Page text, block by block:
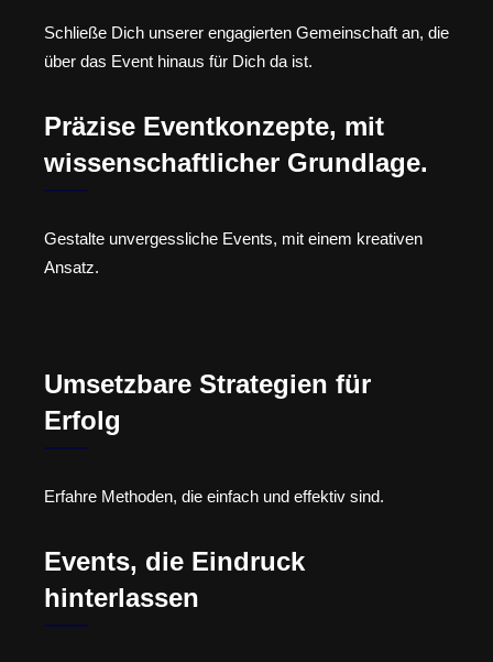
Schließe Dich unserer engagierten Gemeinschaft an, die
über das Event hinaus für Dich da ist.
Präzise Eventkonzepte, mit
wissenschaftlicher Grundlage.
Gestalte unvergessliche Events, mit einem kreativen
Ansatz.
Umsetzbare Strategien für
Erfolg
Erfahre Methoden, die einfach und effektiv sind.
Events, die Eindruck
hinterlassen